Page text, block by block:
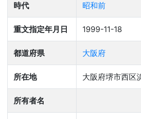
時代 昭和前
重文指定年月日 1999-11-18
都道府県 大阪府
所在地 大阪府堺市西
所有者名